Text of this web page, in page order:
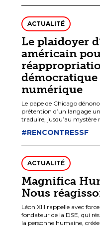
ACTUALITÉ
Le plaidoyer
américain
numérique
Le pape de Chicago
prétention d’un langage
traduire, jusqu’au mystère
#RENCONTRESSF
ACTUALITÉ
Magnifica
Nous
Léon XIII rappelle avec
fondateur de la DSE, qui
la personne humaine,